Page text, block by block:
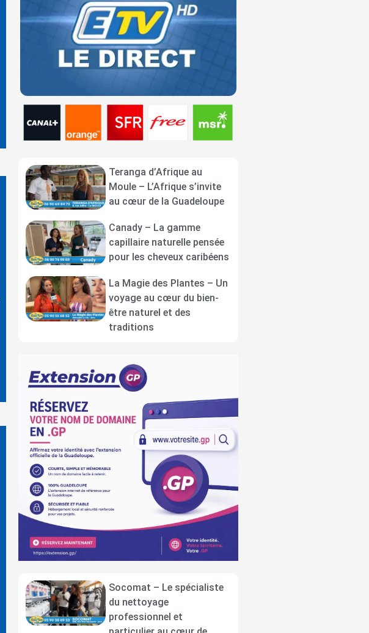
Teranga d’Afrique au
Moule – L’Afrique s’invite
au cœur de la Guadeloupe
Canady – La gamme
capillaire naturelle pensée
pour les cheveux caribéens
La Magie des Plantes – Un
voyage au cœur du bien-
être naturel et des
traditions
Socomat – Le spécialiste
du nettoyage
professionnel et